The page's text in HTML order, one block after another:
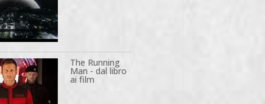
The Running
Man - dal libro
ai film